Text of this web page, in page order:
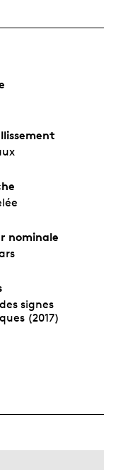
nominale
signes
(2017)